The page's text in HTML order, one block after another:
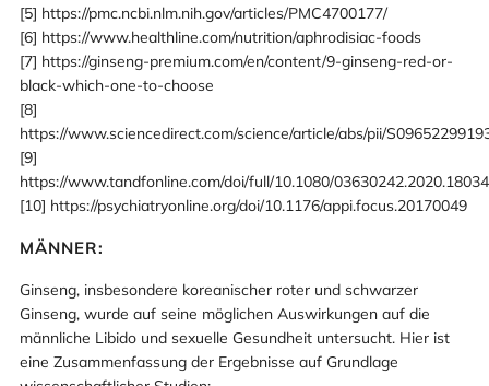
[5] https://pmc.ncbi.nlm.nih.gov/articles/PMC4700177/
[6] https://www.healthline.com/nutrition/aphrodisiac-foods
[7] https://ginseng-premium.com/en/content/9-ginseng-red-or-
black-which-one-to-choose
[8]
https://www.sciencedirect.com/science/article/abs/pii/
[9]
https://www.tandfonline.com/doi/full/10.1080/
[10] https://psychiatryonline.org/doi/10.1176/appi.focus.20170049
MÄNNER:
Ginseng, insbesondere koreanischer roter und schwarzer
Ginseng, wurde auf seine möglichen Auswirkungen auf die
männliche Libido und sexuelle Gesundheit untersucht. Hier ist
eine Zusammenfassung der Ergebnisse auf Grundlage